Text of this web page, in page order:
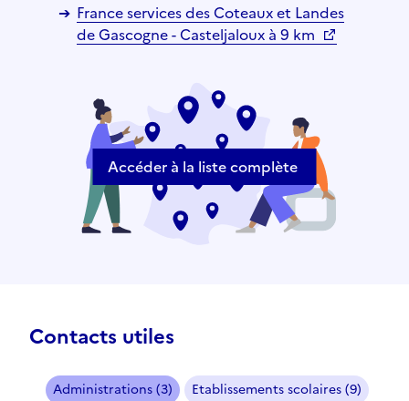
France services des Coteaux et Landes
de Gascogne - Casteljaloux à 9 km
Accéder à la liste complète
Contacts utiles
Administrations (3)
Etablissements scolaires (9)